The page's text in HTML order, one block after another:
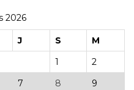
2026
J S
M
1
2
7 8
9